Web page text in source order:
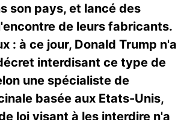
son pays, et lancé des
de leurs fabricants.
: à ce jour, Donald Trump n'a
interdisant ce type de
une spécialiste de
basée aux Etats-Unis,
loi visant à les interdire n'a